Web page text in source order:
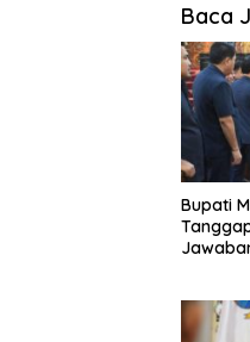
Baca
Bupati